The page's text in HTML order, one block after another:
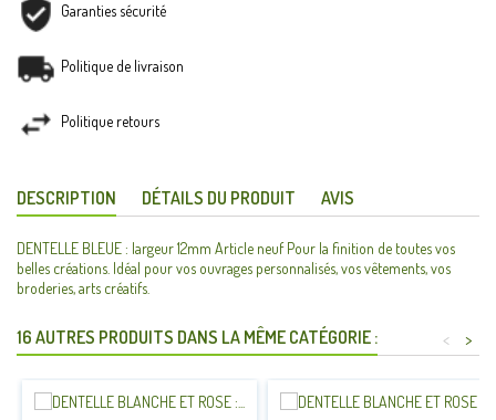
Garanties sécurité
Politique de livraison
Politique retours
DESCRIPTION DÉTAILS DU PRODUIT AVIS
DENTELLE BLEUE : largeur 12mm Article neuf Pour la finition de toutes vos
belles créations. Idéal pour vos ouvrages personnalisés, vos vêtements, vos
broderies, arts créatifs.
16 AUTRES PRODUITS DANS LA MÊME CATÉGORIE : >
<